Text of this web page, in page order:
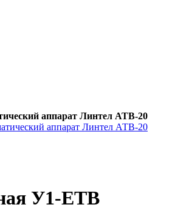
аппарат Линтел АТВ-20
У1-ЕТВ